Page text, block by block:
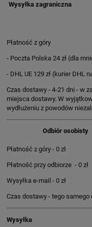
Wysyłka zagraniczna
Płatność z góry
- Poczta Polska 24 zł (dla
- DHL UE 129 zł (kurier DHL
Czas dostawy - 4-21 dni - w
miejsca dostawy. W
wydłużeniu z powodów
Odbiór osobisty
Płatność z góry - 0 zł
Płatność przy odbiorze - 0 zł
Wysyłka e-mail - 0 zł
Czas dostawy - tego samego
Wysyłka